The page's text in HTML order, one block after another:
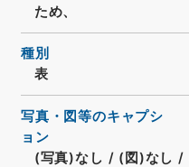
ため、
種別
表
写真・図等のキャプシ
ョン
(写真)なし / (図)なし /